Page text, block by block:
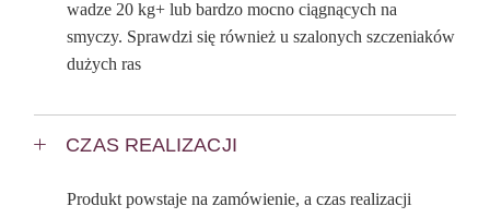
wadze 20 kg+ lub bardzo mocno ciągnących na
smyczy. Sprawdzi się również u szalonych szczeniaków
dużych ras
CZAS REALIZACJI
Produkt powstaje na zamówienie, a czas realizacji